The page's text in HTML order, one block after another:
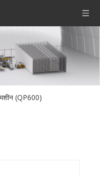
मशीन (QP600)